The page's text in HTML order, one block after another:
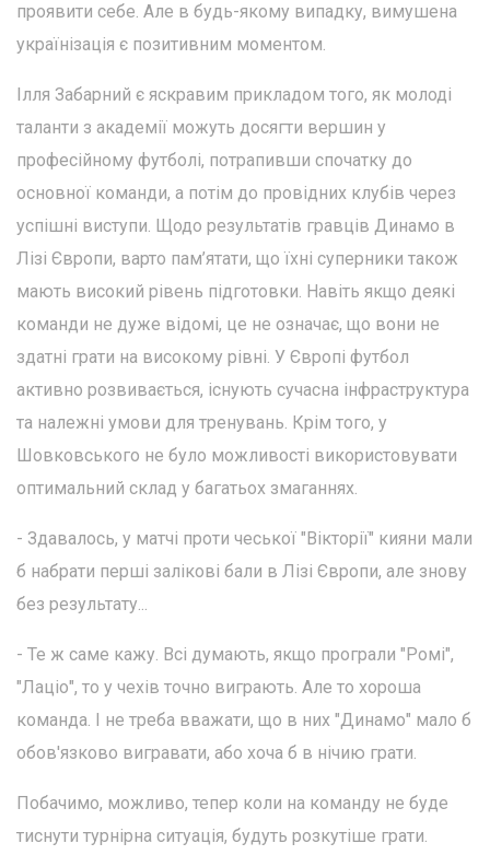
проявити себе. Але в будь-якому випадку, вимушена
українізація є позитивним моментом.
Ілля Забарний є яскравим прикладом того, як молоді
таланти з академії можуть досягти вершин у
професійному футболі, потрапивши спочатку до
основної команди, а потім до провідних клубів через
успішні виступи. Щодо результатів гравців Динамо в
Лізі Європи, варто пам’ятати, що їхні суперники також
мають високий рівень підготовки. Навіть якщо деякі
команди не дуже відомі, це не означає, що вони не
здатні грати на високому рівні. У Європі футбол
активно розвивається, існують сучасна інфраструктура
та належні умови для тренувань. Крім того, у
Шовковського не було можливості використовувати
оптимальний склад у багатьох змаганнях.
- Здавалось, у матчі проти чеської "Вікторії" кияни мали
б набрати перші залікові бали в Лізі Європи, але знову
без результату...
- Те ж саме кажу. Всі думають, якщо програли "Ромі",
"Лаціо", то у чехів точно виграють. Але то хороша
команда. І не треба вважати, що в них "Динамо" мало б
обов'язково вигравати, або хоча б в нічию грати.
Побачимо, можливо, тепер коли на команду не буде
тиснути турнірна ситуація, будуть розкутіше грати.